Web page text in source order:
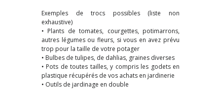
Exemples de trocs possibles (liste non
exhaustive)
• Plants de tomates, courgettes, potimarrons,
autres légumes ou fleurs, si vous en avez prévu
trop pour la taille de votre potager
• Bulbes de tulipes, de dahlias, graines diverses
• Pots de toutes tailles, y compris les godets en
plastique récupérés de vos achats en jardinerie
• Outils de jardinage en double